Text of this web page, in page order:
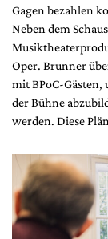
Gagen bezahlen
Neben dem
Oper. Brunner
mit BPoC-Gästen,
der Bühne
werden. Diese